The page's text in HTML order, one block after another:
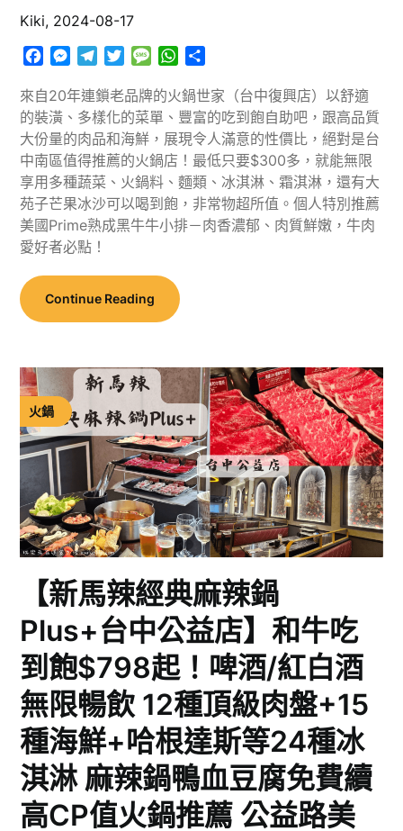
Kiki, 2024-08-17
Facebook
Messenger
TelegramTwitterMessageWhatsApp
來自20年連鎖老品牌的火鍋世家（台中復興店）以舒適
的裝潢、多樣化的菜單、豐富的吃到飽自助吧，跟高品質
大份量的肉品和海鮮，展現令人滿意的性價比，絕對是台
中南區值得推薦的火鍋店！最低只要$300多，就能無限
享用多種蔬菜、火鍋料、麵類、冰淇淋、霜淇淋，還有大
苑子芒果冰沙可以喝到飽，非常物超所值。個人特別推薦
美國Prime熟成黑牛牛小排－肉香濃郁、肉質鮮嫩，牛肉
愛好者必點！
Continue Reading
火鍋
【新馬辣經典麻辣鍋
Plus+台中公益店】和牛吃
到飽$798起！啤酒/紅白酒
無限暢飲 12種頂級肉盤+15
種海鮮+哈根達斯等24種冰
淇淋 麻辣鍋鴨血豆腐免費續
高CP值火鍋推薦 公益路美